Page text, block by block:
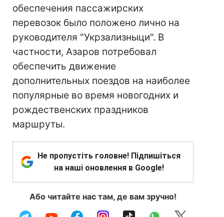
обеспечения пассажирских
перевозок было положено лично на
руководителя "Укрзализныци". В
частности, Азаров потребовал
обеспечить движение
дополнительных поездов на наиболее
популярные во время новогодних и
рождественских праздников
маршруты.
Не пропустіть головне! Підпишіться
на наші оновлення в Google!
Або читайте нас там, де вам зручно!